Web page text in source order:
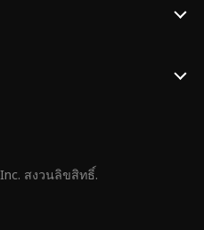
สงวนลิขสิทธิ์.